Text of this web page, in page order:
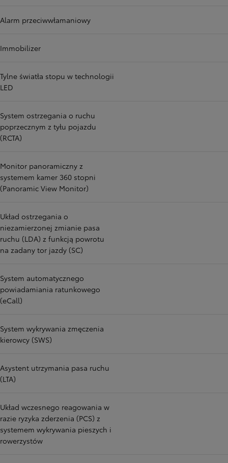
Alarm przeciwwłamaniowy
Immobilizer
Tylne światła stopu w technologii
LED
System ostrzegania o ruchu
poprzecznym z tyłu pojazdu
(RCTA)
Monitor panoramiczny z
systemem kamer 360 stopni
(Panoramic View Monitor)
Układ ostrzegania o
niezamierzonej zmianie pasa
ruchu (LDA) z funkcją powrotu
na zadany tor jazdy (SC)
System automatycznego
powiadamiania ratunkowego
(eCall)
System wykrywania zmęczenia
kierowcy (SWS)
Asystent utrzymania pasa ruchu
(LTA)
Układ wczesnego reagowania w
razie ryzyka zderzenia (PCS) z
systemem wykrywania pieszych i
rowerzystów